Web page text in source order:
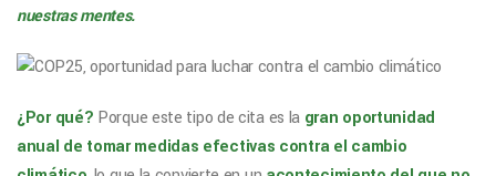
nuestras mentes.
¿Por qué? Porque este tipo de cita es la gran oportunidad
anual de tomar medidas efectivas contra el cambio